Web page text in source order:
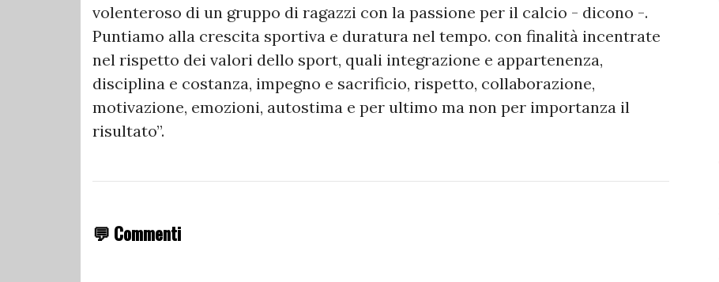
volenteroso di un gruppo di ragazzi con la passione per il calcio - dicono -.
Puntiamo alla crescita sportiva e duratura nel tempo. con finalità incentrate
nel rispetto dei valori dello sport, quali integrazione e appartenenza,
disciplina e costanza, impegno e sacrificio, rispetto, collaborazione,
motivazione, emozioni, autostima e per ultimo ma non per importanza il
risultato”.
💬 Commenti